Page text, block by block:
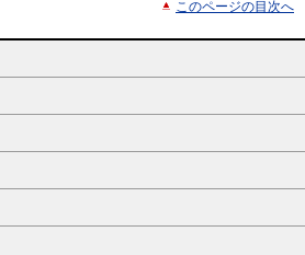
このページの目次へ